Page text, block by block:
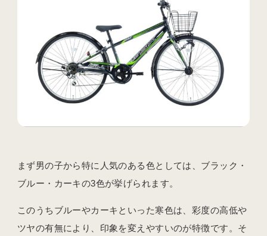
まず男の子から特に人気のある色としては、ブラック・
ブルー・カーキの3色が挙げられます。
このうちブルーやカーキといった寒色は、彩度の高低や
ツヤの有無により、印象を変えやすいのが特徴です。そ